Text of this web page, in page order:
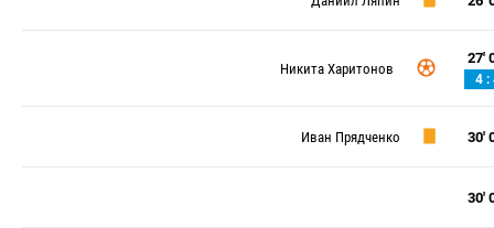
Никита Харитонов
27'
4 :
Иван Прядченко 30'
30'